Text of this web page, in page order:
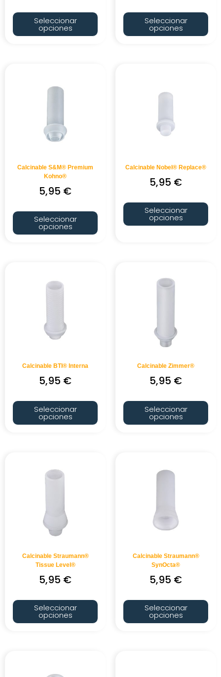
Seleccionar
opciones
Seleccionar
opciones
Calcinable S&M® Premium
Kohno®
5,95 €
Seleccionar
opciones
Calcinable Nobel® Replace®
5,95 €
Seleccionar
opciones
Calcinable BTI® Interna
5,95 €
Seleccionar
opciones
Calcinable Zimmer®
5,95 €
Seleccionar
opciones
Calcinable Straumann®
Tissue Level®
5,95 €
Seleccionar
opciones
Calcinable Straumann®
SynOcta®
5,95 €
Seleccionar
opciones